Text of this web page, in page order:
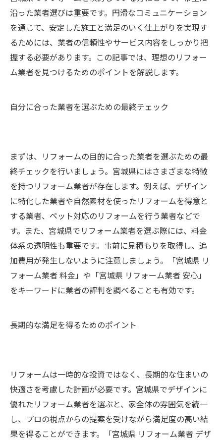
沿った業者選びは重要です。円滑なコミュニケーション
を通じて、安定した施工と満足のいく仕上がりを実現す
るためには、業者の信頼性やサービス内容をしっかり把
握する必要があります。この記事では、理想のリフォー
ム業者を見つけるためのポイントを解説します。
自分に合った業者を選ぶための最終チェック
まずは、リフォームの目的に合った業者を選ぶための最
終チェックを行いましょう。宮城県にはさまざまな特徴
を持つリフォーム業者が存在します。例えば、デザイン
に特化した業者や自然素材を使ったリフォームを得意と
する業者、ペット対応のリフォームを行う業者などで
す。また、宮城県でリフォーム業者を選ぶ際には、料金
体系の透明性も重要です。事前に見積もりを取得し、追
加費用が発生しないように注意しましょう。「宮城県 リ
フォーム業者 料金」や「宮城県 リフォーム業者 安心」
をキーワードに業者の評判を調べることも有効です。
長期的な満足を得るためのポイント
リフォームは一時的な投資ではなく、長期的な住まいの
快適さを考慮した計画が必要です。宮城県でデザインに
優れたリフォーム業者を選ぶと、家全体の雰囲気を統一
し、プロの視点からの提案を受けながら満足度の高い結
果を得ることができます。「宮城県 リフォーム業者 デザ